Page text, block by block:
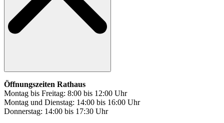
Öffnungszeiten Rathaus
Montag bis Freitag: 8:00 bis 12:00 Uhr
Montag und Dienstag: 14:00 bis 16:00 Uhr
Donnerstag: 14:00 bis 17:30 Uhr